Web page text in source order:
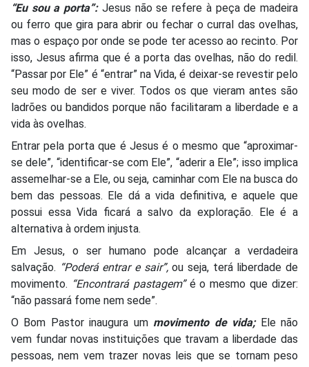
“Eu sou a porta”:Jesus não se refere à peça de madeira
ou ferro que gira para abrir ou fechar o curral das ovelhas,
mas o espaço por onde se pode ter acesso ao recinto. Por
isso, Jesus afirma que é a porta das ovelhas, não do redil.
“Passar por Ele” é “entrar” na Vida, é deixar-se revestir pelo
seu modo de ser e viver. Todos os que vieram antes são
ladrões ou bandidos porque não facilitaram a liberdade e a
vida às ovelhas.
Entrar pela porta que é Jesus é o mesmo que “aproximar-
se dele”, “identificar-se com Ele”, “aderir a Ele”; isso implica
assemelhar-se a Ele, ou seja, caminhar com Ele na busca do
bem das pessoas. Ele dá a vida definitiva, e aquele que
possui essa Vida ficará a salvo da exploração. Ele é a
alternativa à ordem injusta.
Em Jesus, o ser humano pode alcançar a verdadeira
salvação. “Poderá entrar e sair”,ou seja, terá liberdade de
movimento. “Encontrará pastagem”é o mesmo que dizer:
“não passará fome nem sede”.
O Bom Pastor inaugura um movimento de vida;Ele não
vem fundar novas instituições que travam a liberdade das
pessoas, nem vem trazer novas leis que se tornam peso